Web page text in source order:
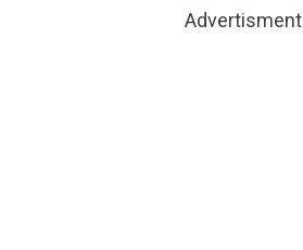
Advertisment